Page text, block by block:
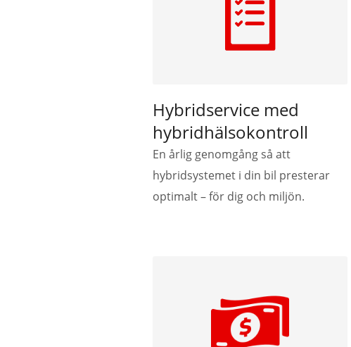
Hybridservice med
hybridhälsokontroll
En årlig genomgång så att
hybridsystemet i din bil presterar
optimalt – för dig och miljön.